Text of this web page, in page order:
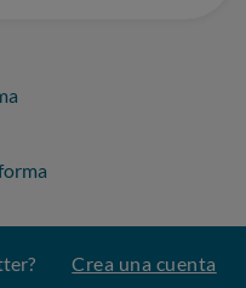
Crea una cuenta